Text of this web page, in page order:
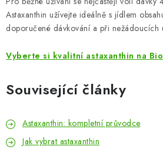
Astaxanthin užívejte ideálně s jídlem
doporučené dávkování a při nežádoucích
Vyberte si kvalitní astaxanthin na
Související články
Astaxanthin: kompletní průvodce
Jak vybrat astaxanthin